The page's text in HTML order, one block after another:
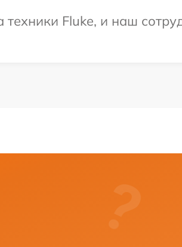
Fluke, и наш